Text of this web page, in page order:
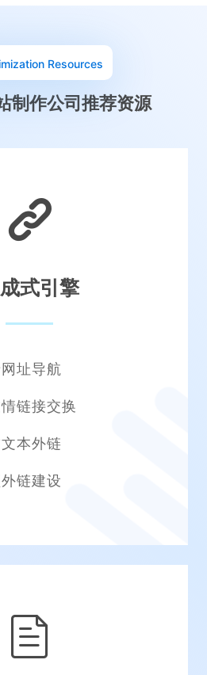
Resources
制作公司推荐资源
式引擎
址导航
链接交换
本外链
链建设